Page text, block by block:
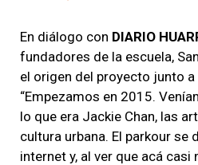
En diálogo con DIARIO
fundadores de la escuela,
el origen del proyecto junto
“Empezamos en 2015.
lo que era Jackie Chan, las
cultura urbana. El parkour se
internet y, al ver que acá casi